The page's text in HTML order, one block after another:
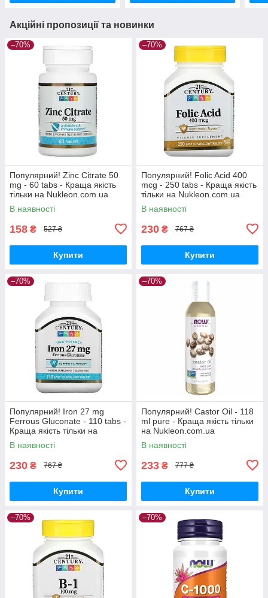
Акційні пропозиції та новинки
–70%
Популярний! Zinc Citrate 50
mg - 60 tabs - Краща якість
тільки на Nukleon.com.ua
В наявності
158 ₴ 527 ₴
Купити
–70%
Популярний! Folic Acid 400
mcg - 250 tabs - Краща якість
тільки на Nukleon.com.ua
В наявності
230 ₴ 767 ₴
Купити
–70%
Популярний! Iron 27 mg
Ferrous Gluconate - 110 tabs -
Краща якість тільки на
Nukleon.com.ua
В наявності
230 ₴ 767 ₴
Купити
–70%
Популярний! Castor Oil - 118
ml pure - Краща якість тільки
на Nukleon.com.ua
В наявності
233 ₴ 777 ₴
Купити
–70% –70%